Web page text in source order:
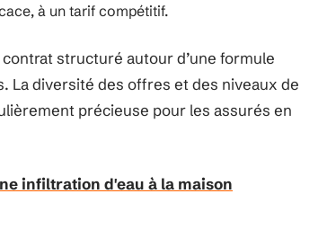
à un tarif compétitif.
structuré autour d’une formule
La diversité des offres et des niveaux de
précieuse pour les assurés en
infiltration d'eau à la maison